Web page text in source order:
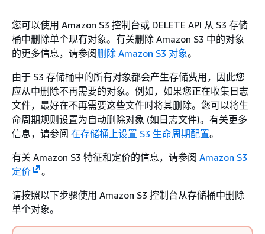
您可以使用 Amazon S3 控制台或 DELETE API 从 S3 存储
桶中删除单个现有对象。有关删除 Amazon S3 中的对象
的更多信息，请参阅删除 Amazon S3 对象。
由于 S3 存储桶中的所有对象都会产生存储费用，因此您
应从中删除不再需要的对象。例如，如果您正在收集日志
文件，最好在不再需要这些文件时将其删除。您可以将生
命周期规则设置为自动删除对象 (如日志文件)。有关更多
信息，请参阅 在存储桶上设置 S3 生命周期配置。
有关 Amazon S3 特征和定价的信息，请参阅 Amazon S3
定价
。
请按照以下步骤使用 Amazon S3 控制台从存储桶中删除
单个对象。